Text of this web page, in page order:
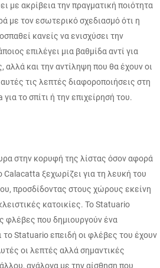
με ακρίβεια την πραγματική ποιότητα
με τον εσωτερικό σχεδιασμό ότι η
κανείς να ενισχύσει την
επιλέγει μια βαθμίδα αντί για
και την αντίληψη που θα έχουν οι
τις λεπτές διαφοροποιήσεις στη
το σπίτι ή την επιχείρησή του.
στην κορυφή της λίστας όσον αφορά
Calacatta ξεχωρίζει για τη λευκή του
προσδίδοντας στους χώρους εκείνη
κατοικίες. Το Statuario
φλέβες που δημιουργούν ένα
το Statuario επειδή οι φλέβες του έχουν
οι λεπτές αλλά σημαντικές
ανάλογα με την αίσθηση που